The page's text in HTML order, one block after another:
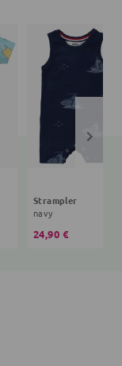
Strampler
navy
24,90 €